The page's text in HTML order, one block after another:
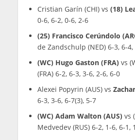
Cristian Garín (CHI) vs (18)
0-6, 6-2, 0-6, 2-6
(25) Francisco Cerúndolo
de Zandschulp (NED) 6-3, 6-4,
(WC) Hugo Gaston (FRA)vs
(FRA) 6-2, 6-3, 3-6, 2-6, 6-0
Alexei Popyrin (AUS) vs
6-3, 3-6, 6-7(3), 5-7
(WC) Adam Walton (AUS)vs
Medvedev (RUS) 6-2, 1-6, 6-1,